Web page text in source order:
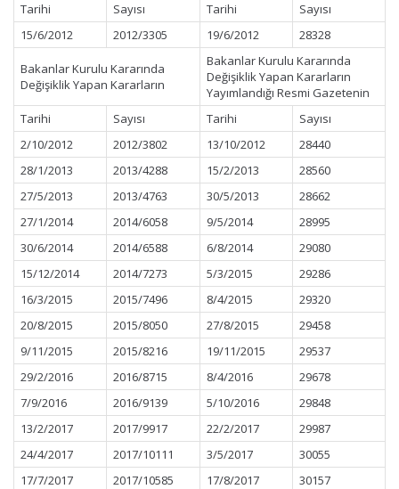
Tarihi Sayısı Tarihi
Sayısı
15/6/2012
2012/3305 19/6/2012 28328
Bakanlar Kurulu Kararında
Değişiklik Yapan Kararların
Bakanlar Kurulu Kararında
Değişiklik Yapan Kararların
Yayımlandığı Resmi Gazetenin
Tarihi
Sayısı Tarihi
Sayısı
2/10/2012
2012/3802 13/10/2012
28440
28/1/2013
2013/4288 15/2/2013
28560
27/5/2013
2013/4763 30/5/2013
28662
27/1/2014
2014/6058 9/5/2014
28995
30/6/2014
2014/6588 6/8/2014
29080
15/12/2014
2014/7273 5/3/2015
29286
16/3/2015
2015/7496 8/4/2015
29320
20/8/2015
2015/8050 27/8/2015
29458
9/11/2015
2015/8216 19/11/2015
29537
29/2/2016
2016/8715 8/4/2016
29678
7/9/2016
2016/9139 5/10/2016
29848
13/2/2017
2017/9917 22/2/2017
29987
24/4/2017
2017/10111 3/5/2017
30055
17/7/2017
2017/10585 17/8/2017 30157